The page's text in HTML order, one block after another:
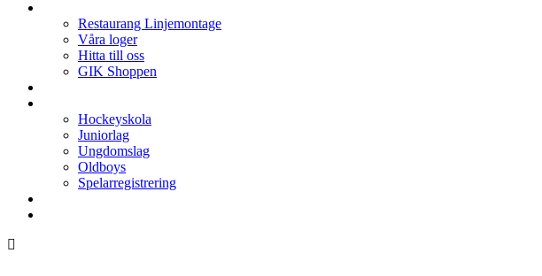
Restaurang Linjemontage
Våra loger
Hitta till oss
GIK Shoppen
Hockeyskola
Juniorlag
Ungdomslag
Oldboys
Spelarregistrering